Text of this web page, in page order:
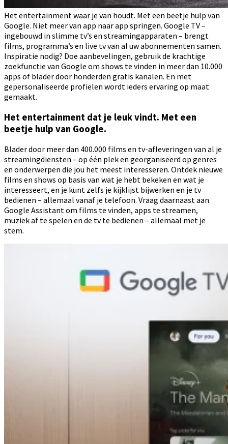
Het entertainment waar je van houdt. Met een beetje hulp van
Google. Niet meer van app naar app springen. Google TV –
ingebouwd in slimme tv’s en streamingapparaten – brengt
films, programma’s en live tv van al uw abonnementen samen.
Inspiratie nodig? Doe aanbevelingen, gebruik de krachtige
zoekfunctie van Google om shows te vinden in meer dan 10.000
apps of blader door honderden gratis kanalen. En met
gepersonaliseerde profielen wordt ieders ervaring op maat
gemaakt.
Het entertainment dat je leuk vindt. Met een
beetje hulp van Google.
Blader door meer dan 400.000 films en tv-afleveringen van al je
streamingdiensten – op één plek en georganiseerd op genres
en onderwerpen die jou het meest interesseren. Ontdek nieuwe
films en shows op basis van wat je hebt bekeken en wat je
interesseert, en je kunt zelfs je kijklijst bijwerken en je tv
bedienen – allemaal vanaf je telefoon. Vraag daarnaast aan
Google Assistant om films te vinden, apps te streamen,
muziek af te spelen en de tv te bedienen – allemaal met je
stem.